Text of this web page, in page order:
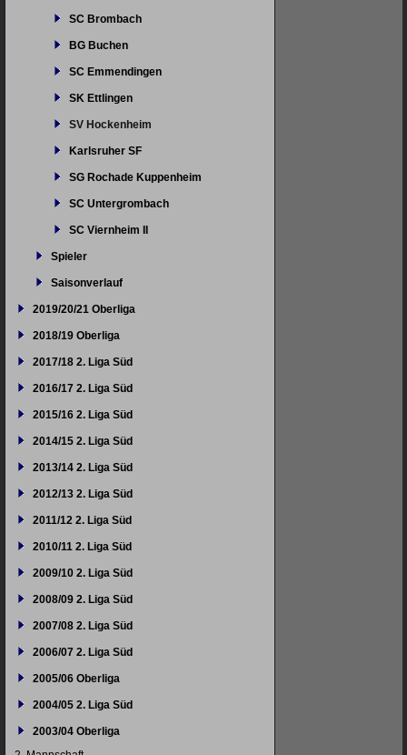
SC Brombach
BG Buchen
SC Emmendingen
SK Ettlingen
SV Hockenheim
Karlsruher SF
SG Rochade Kuppenheim
SC Untergrombach
SC Viernheim II
Spieler
Saisonverlauf
2019/20/21 Oberliga
2018/19 Oberliga
2017/18 2. Liga Süd
2016/17 2. Liga Süd
2015/16 2. Liga Süd
2014/15 2. Liga Süd
2013/14 2. Liga Süd
2012/13 2. Liga Süd
2011/12 2. Liga Süd
2010/11 2. Liga Süd
2009/10 2. Liga Süd
2008/09 2. Liga Süd
2007/08 2. Liga Süd
2006/07 2. Liga Süd
2005/06 Oberliga
2004/05 2. Liga Süd
2003/04 Oberliga